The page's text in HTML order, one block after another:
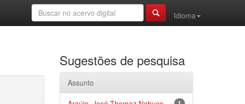
Idioma
Sugestões de pesquisa
Assunto